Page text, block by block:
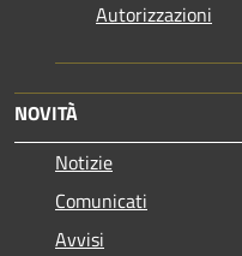
Autorizzazioni
NOVITÀ
Notizie
Comunicati
Avvisi